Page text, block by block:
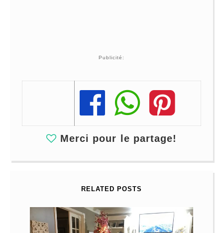
Publicité:
Share
Share
Share
Merci pour le partage!
RELATED POSTS